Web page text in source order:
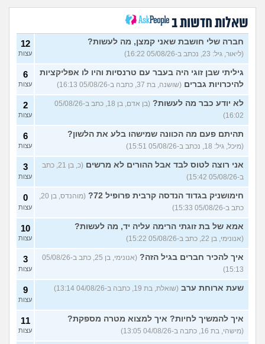
(רוויטל, בת 24)
14
עצות
בנות,אתן הייתן "מסדרות" את
אח שלכם במצב כזה?
(לוחם שקרוב ל'חרור, בן 21)
מסאג׳יסט מעורער
(מסאג׳יסט מעורער, בן 26)
4
עצות
אנחנו מקיימים יחסים עם
בגדים וזה לא מפריע לבעלי,
מה לעשות?
5
עצות
מחזור לאחר כמה שעות, זה
בטוח?
(שלומי, בן 21)
9
עצות
נשוי מפנטז על ליידיבויס
(מאטיטיהו, בן 37)
5
עצות
למישהו יש עצה איך לדכא את
החשק המיני?
עוד שאלות חדשות במדור
שאלות חדשות ב
חברה שלי חושבת שאני קמצן, מה לעשות?
(ליאור, גיל: 23, נכתב ב-05/08/26 16:22)
12
עצות
גיליתי שבן זוגי היה בעבר עם טרנסיות והיו לו אפליקציות
להיכרויות גברים (שושנה, בת 37, כתבה ב-05/08/26 16:13)
6
עצות
לא יודע כבר מה לעשות?
(בן אדם, בן 18, כתב ב-05/08/26
16:02)
2
עצות
תהיתם פעם מה הכוונה שמישהו בלע את הלשון?
(מיכל, גיל: 18, נכתב ב-05/08/26 15:51)
6
עצות
אני רוצה לטוס לבד אבל ההורים לא מרשים
(כ, בן 21, כתב
ב-05/08/26 15:42)
3
עצות
חימושניק בגדוד הנדסה קרבית פרופיל 72?
כתב ב-05/08/26 15:33)
0
עצות
אמא של בת זוגתי הרימה עליה יד, מה לעשות?
(אנונימי, בן 22, כתב ב-05/08/26 15:22)
10
עצות
איך להכיר חברים בגיל הזה?
(אנונימי, בן 25, כתב ב-05/08/26
15:13)
3
עצות
שעת ארוחת ערב (שואלת, בת 19, כתבה ב-04/08/26 13:14) 9
עצות
איך להמשיך לחיות? איך למצוא מטרה מספקת?
(מישהי, בת 16, כתבה ב-04/08/26 13:05)
11
עצות